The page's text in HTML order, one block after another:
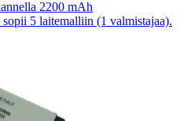
2200 mAh
5 laitemalliin (1 valmistajaa).